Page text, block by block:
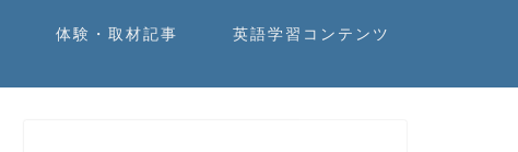
体験・取材記事 英語学習コンテンツ